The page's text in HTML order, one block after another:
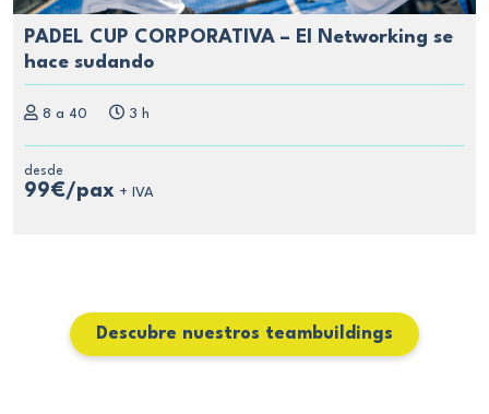
PADEL CUP CORPORATIVA – El Networking se
hace sudando
8 a 40 3 h
desde
99€/pax + IVA
Descubre nuestros teambuildings